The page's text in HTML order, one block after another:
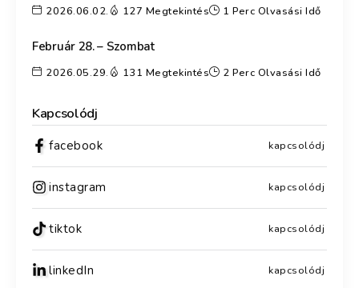
2026.06.02. 127 Megtekintés 1 Perc Olvasási Idő
Február 28. – Szombat
2026.05.29. 131 Megtekintés 2 Perc Olvasási Idő
Kapcsolódj
facebook kapcsolódj
instagram kapcsolódj
tiktok kapcsolódj
linkedIn kapcsolódj